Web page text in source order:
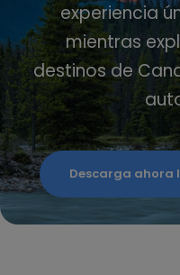
experiencia
mientras
destinos de
Descarga ahora